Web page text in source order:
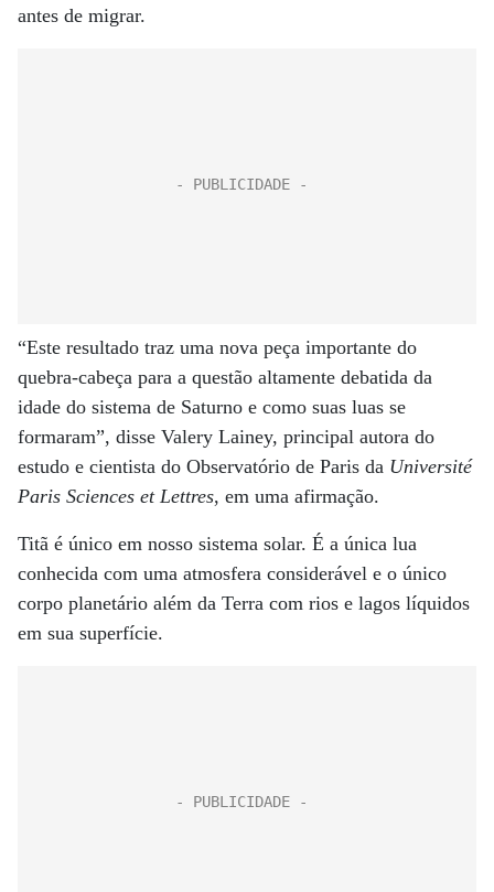
antes de migrar.
“Este resultado traz uma nova peça importante do
quebra-cabeça para a questão altamente debatida da
idade do sistema de Saturno e como suas luas se
formaram”, disse Valery Lainey, principal autora do
estudo e cientista do Observatório de Paris da Université
Paris Sciences et Lettres, em uma afirmação.
Titã é único em nosso sistema solar. É a única lua
conhecida com uma atmosfera considerável e o único
corpo planetário além da Terra com rios e lagos líquidos
em sua superfície.